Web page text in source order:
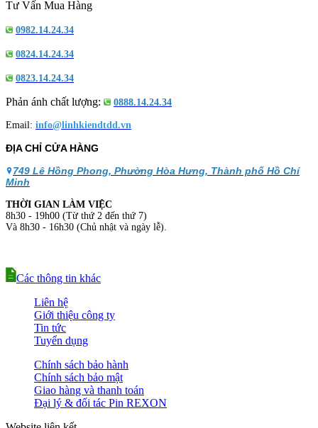
Tư Vấn Mua Hàng
0982.14.24.34
0824.14.24.34
0823.14.24.34
Phản ánh chất lượng: 0888.14.24.34
Email: info@linhkiendtdd.vn
ĐỊA CHỈ CỬA HÀNG
749 Lê Hồng Phong, Phường Hòa Hưng, Thành phố Hồ Chí
Minh
THỜI GIAN LÀM VIỆC
8h30 - 19h00 (Từ thứ 2 đến thứ 7)
Và 8h30 - 16h30 (Chủ nhật và ngày lễ).
Các thông tin khác
Liên hệ
Giới thiệu công ty
Tin tức
Tuyển dụng
Chính sách bảo hành
Chính sách bảo mật
Giao hàng và thanh toán
Đại lý & đối tác Pin REXON